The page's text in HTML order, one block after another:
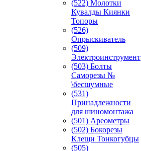
(522) Молотки
Кувалды Киянки
Топоры
(526)
Опрыскиватель
(509)
Электроинструмент
(503) Болты
Саморезы №
\бесшумные
(531)
Принадлежности
для шиномонтажа
(501) Ареометры
(502) Бокорезы
Клещи Тонкогубцы
(505)